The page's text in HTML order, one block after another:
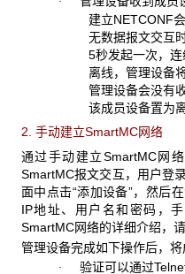
建立NETCONF
无数据报文交互
5秒发起一次，
离线，管理设备
管理设备会没有
该成员设备置为
2. 手动建立SmartMC网络
通过手动建立SmartMC网
SmartMC报文交互，用户登
面中点击“添加设备”，然后
IP地址、用户名和密码，
SmartMC网络的详细介绍，
管理设备完成如下操作后，
· 验证可以通过Telnet